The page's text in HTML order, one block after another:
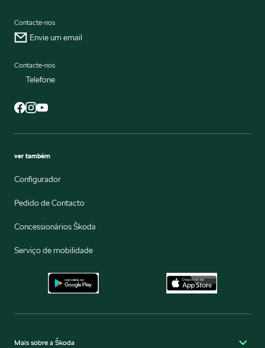
Contacte-nos
Envie um email
Contacte-nos
Telefone
ver também
Configurador
Pedido de Contacto
Concessionários Škoda
Serviço de mobilidade
Mais sobre a Škoda